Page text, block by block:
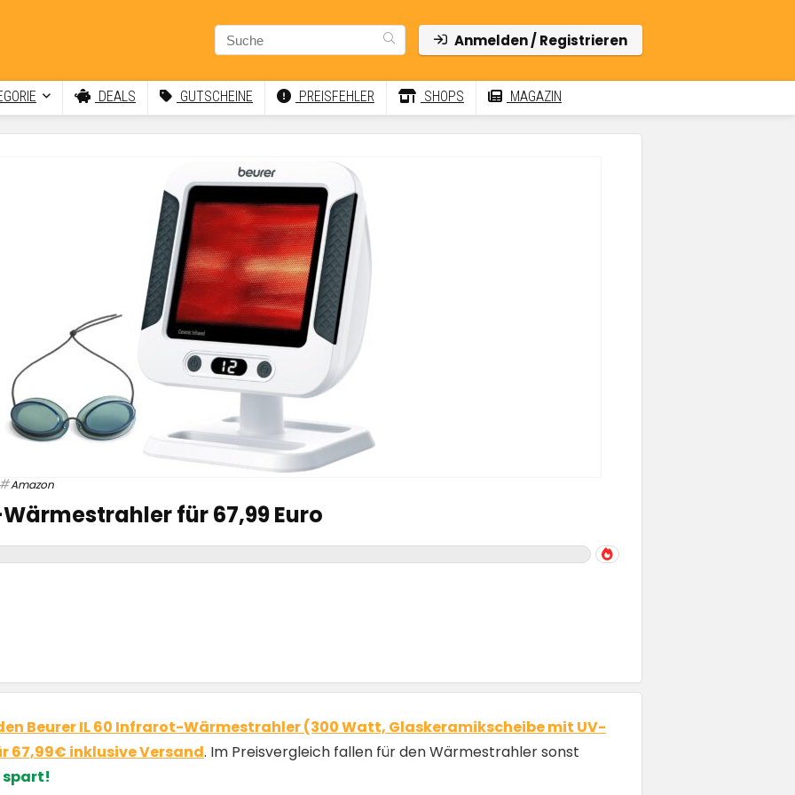
Anmelden / Registrieren
DEALS GUTSCHEINE PREISFEHLER SHOPS MAGAZIN
Amazon
für 67,99 Euro
Beurer IL 60 Infrarot-Wärmestrahler (300 Watt, Glaskeramikscheibe mit UV-
67,99€ inklusive Versand. Im Preisvergleich fallen für den Wärmestrahler sonst
spart!